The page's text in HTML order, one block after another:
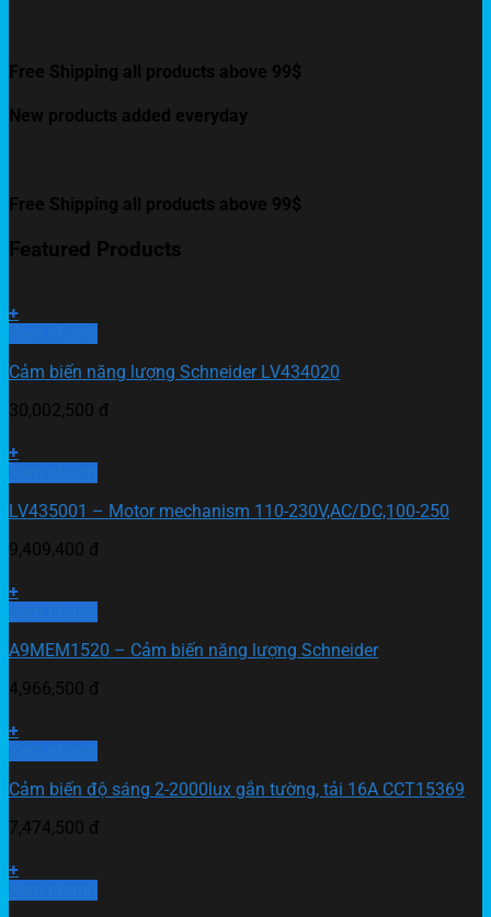
Free Shipping all products above 99$
New products added everyday
Free Shipping all products above 99$
Featured Products
+
Cảm biến năng lượng Schneider LV434020
30,002,500 đ
+
LV435001 – Motor mechanism 110-230V,AC/DC,100-250
9,409,400 đ
+
A9MEM1520 – Cảm biến năng lượng Schneider
4,966,500 đ
+
Cảm biến độ sáng 2-2000lux gắn tường, tải 16A CCT15369
7,474,500 đ
+